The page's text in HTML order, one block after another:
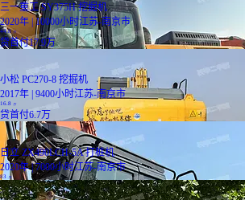
三一重工 SY375H 挖掘机
2020年 | 10000小时江苏-南京市
44.8万
贷首付17.9万
小松 PC270-8 挖掘机
2017年 | 9400小时江苏-南京市
16.8 万
贷首付6.7万
日立 ZX490LCH-5A 打桩机
2020年 | 7000小时江苏-南京市
83